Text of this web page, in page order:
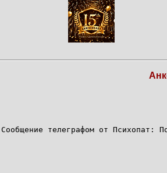
телеграфом от Психопат: